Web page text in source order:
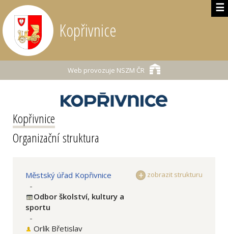
☰
Kopřivnice
Web provozuje NSZM ČR
Kopřivnice
Organizační struktura
zobrazit strukturu
Městský úřad Kopřivnice
-
Odbor školství, kultury a
sportu
-
Orlík Břetislav